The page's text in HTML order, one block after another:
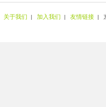
关于我们 | 加入我们 | 友情链接 |